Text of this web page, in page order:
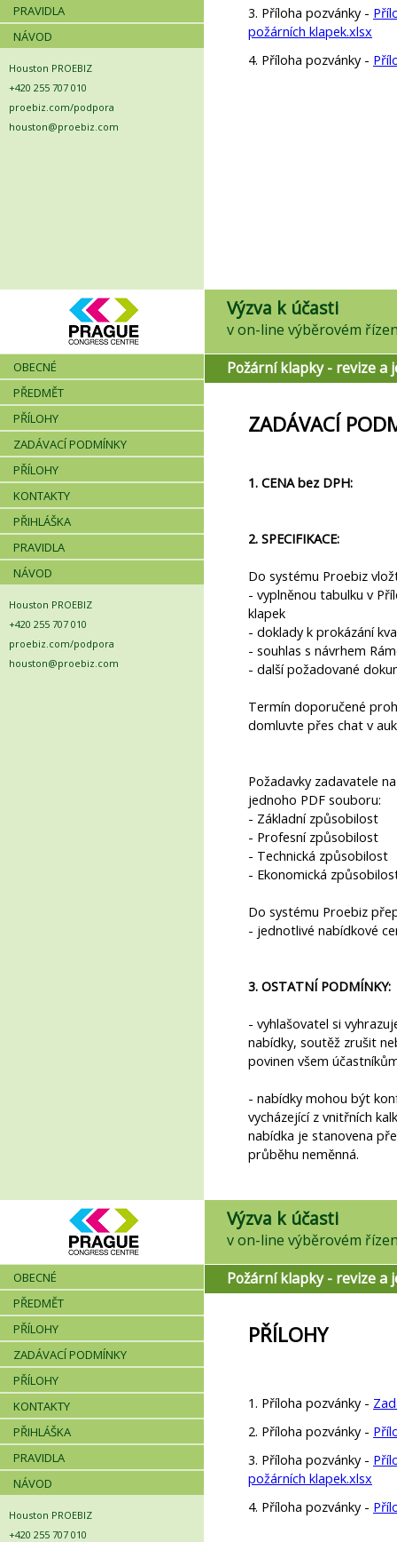
PRAVIDLA
NÁVOD
Houston PROEBIZ
+420 255 707 010
proebiz.com/podpora
houston@proebiz.com
3. Příloha pozvánky -
požárních klapek.xlsx
4. Příloha pozvánky -
Výzva k účasti
OBECNÉ
PŘEDMĚT
PŘÍLOHY
ZADÁVACÍ PODMÍNKY
PŘÍLOHY
KONTAKTY
PŘIHLÁŠKA
PRAVIDLA
NÁVOD
Houston PROEBIZ
+420 255 707 010
proebiz.com/podpora
houston@proebiz.com
Požární klapky - revize a
ZADÁVACÍ
1. CENA bez DPH:
2. SPECIFIKACE:
Do systému Proebiz
- vyplněnou tabulku v
klapek
- doklady k prokázání
- souhlas s návrhem
- další požadované
Termín doporučené
domluvte přes chat v
Požadavky zadavatele
jednoho PDF souboru:
- Základní způsobilost
- Profesní způsobilost
- Technická způsobilost
- Ekonomická
Do systému Proebiz
- jednotlivé nabídkové
3. OSTATNÍ PODMÍNKY:
- vyhlašovatel si
nabídky, soutěž zrušit
povinen všem
- nabídky mohou být
vycházející z vnitřních
nabídka je stanovena
průběhu neměnná.
Výzva k účasti
OBECNÉ
PŘEDMĚT
PŘÍLOHY
ZADÁVACÍ PODMÍNKY
PŘÍLOHY
KONTAKTY
PŘIHLÁŠKA
PRAVIDLA
NÁVOD
Houston PROEBIZ
+420 255 707 010
Požární klapky - revize a
PŘÍLOHY
1. Příloha pozvánky -
2. Příloha pozvánky -
3. Příloha pozvánky -
požárních klapek.xlsx
4. Příloha pozvánky -